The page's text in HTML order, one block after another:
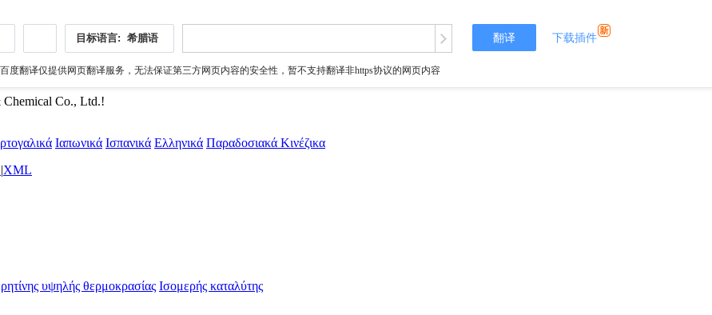
目标语言: 希腊语 翻译 下载插件
度翻译仅提供网页翻译服务，无法保证第三方网页内容的安全性，暂不支持翻译非https协议的网页内容